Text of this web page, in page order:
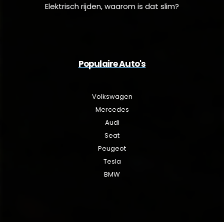
Elektrisch rijden, waarom is dat slim?
Populaire Auto's
Volkswagen
Mercedes
Audi
Seat
Peugeot
Tesla
BMW